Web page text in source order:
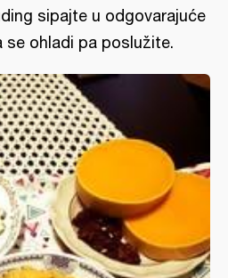
sipajte u odgovarajuće
se ohladi pa poslužite.